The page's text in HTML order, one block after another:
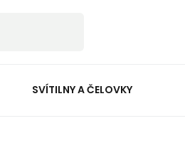
SVÍTILNY A ČELOVKY